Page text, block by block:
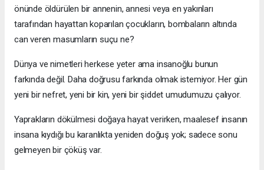
önünde öldürülen bir annenin, annesi veya en yakınları
tarafından hayattan koparılan çocukların, bombaların altında
can veren masumların suçu ne?
Dünya ve nimetleri herkese yeter ama insanoğlu bunun
farkında değil. Daha doğrusu farkında olmak istemiyor. Her gün
yeni bir nefret, yeni bir kin, yeni bir şiddet umudumuzu çalıyor.
Yaprakların dökülmesi doğaya hayat verirken, maalesef insanın
insana kıydığı bu karanlıkta yeniden doğuş yok; sadece sonu
gelmeyen bir çöküş var.